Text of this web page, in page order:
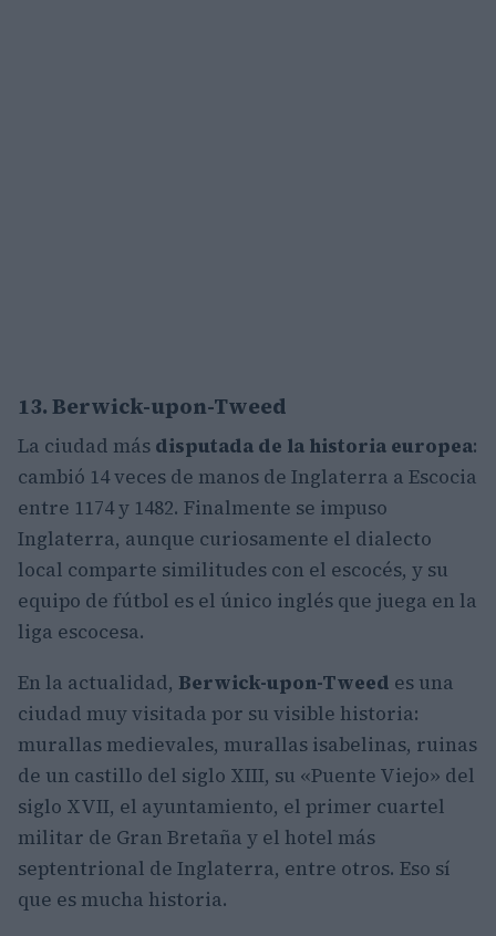
13. Berwick-upon-Tweed
La ciudad más disputada de la historia europea:
cambió 14 veces de manos de Inglaterra a Escocia
entre 1174 y 1482. Finalmente se impuso
Inglaterra, aunque curiosamente el dialecto
local comparte similitudes con el escocés, y su
equipo de fútbol es el único inglés que juega en la
liga escocesa.
En la actualidad, Berwick-upon-Tweed es una
ciudad muy visitada por su visible historia:
murallas medievales, murallas isabelinas, ruinas
de un castillo del siglo XIII, su «Puente Viejo» del
siglo XVII, el ayuntamiento, el primer cuartel
militar de Gran Bretaña y el hotel más
septentrional de Inglaterra, entre otros. Eso sí
que es mucha historia.